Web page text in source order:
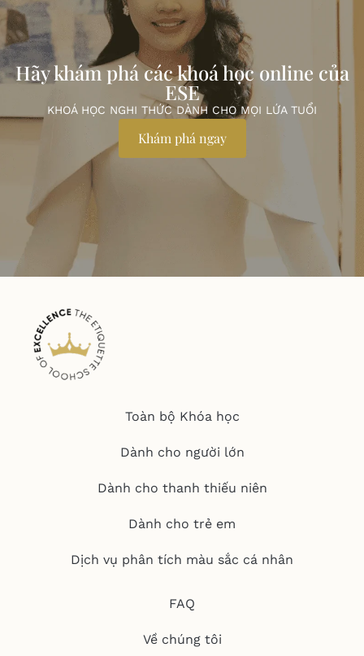
Hãy khám phá các khoá học online của
ESE
KHOÁ HỌC NGHI THỨC DÀNH CHO MỌI LỨA TUỔI
Khám phá ngay
Toàn bộ Khóa học
Dành cho người lớn
Dành cho thanh thiếu niên
Dành cho trẻ em
Dịch vụ phân tích màu sắc cá nhân
FAQ
Về chúng tôi